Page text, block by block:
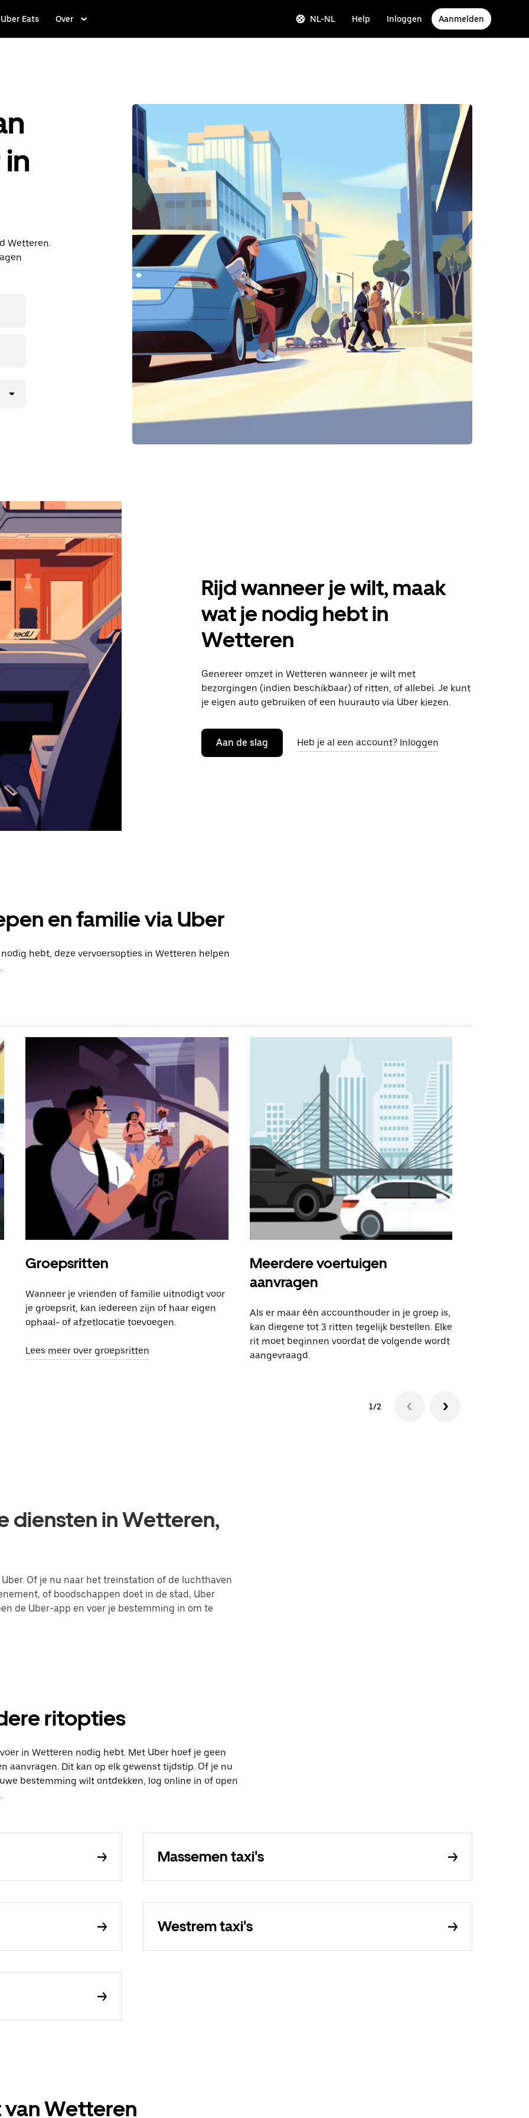
Uber Eats Over NL-NL Help Inloggen Aanmelden
Wetteren.
Rijd wanneer je wilt, maak
wat je nodig hebt in
Wetteren
Genereer omzet in Wetteren wanneer je wilt met
bezorgingen (indien beschikbaar) of ritten, of allebei. Je kunt
je eigen auto gebruiken of een huurauto via Uber kiezen.
Aan de slag Heb je al een account? Inloggen
en familie via Uber
hebt, deze vervoersopties in Wetteren helpen
Groepsritten
Wanneer je vrienden of familie uitnodigt voor
je groepsrit, kan iedereen zijn of haar eigen
ophaal- of afzetlocatie toevoegen.
Lees meer over groepsritten
Meerdere voertuigen
aanvragen
Als er maar één accounthouder in je groep is,
kan diegene tot 3 ritten tegelijk bestellen. Elke
rit moet beginnen voordat de volgende wordt
aangevraagd.
1/2
diensten in Wetteren,
Of je nu naar het treinstation of de luchthaven
of boodschappen doet in de stad, Uber
de Uber-app en voer je bestemming in om te
ritopties
in Wetteren nodig hebt. Met Uber hoef je geen
aanvragen. Dit kan op elk gewenst tijdstip. Of je nu
bestemming wilt ontdekken, log online in of open
Massemen taxi's
Westrem taxi's
van Wetteren